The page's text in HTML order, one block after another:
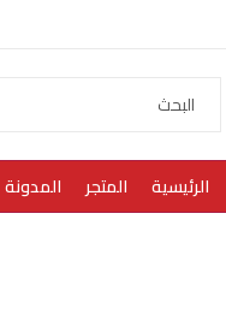
الرئيسية المتجر المدونة